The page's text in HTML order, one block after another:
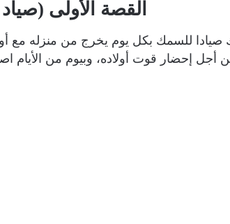
القصة الأولى
صيادا للسمك بكل يوم يخرج من منزله
إحضار قوت أولاده، وبيوم من الأيام